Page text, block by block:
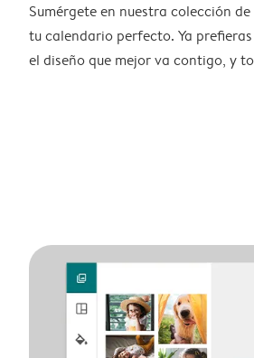
Sumérgete en nuestra colección
tu calendario perfecto. Ya
el diseño que mejor va contigo, y